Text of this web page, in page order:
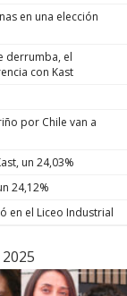
en una elección
derrumba, el
con Kast
por Chile van a
un 24,03%
24,12%
en el Liceo Industrial